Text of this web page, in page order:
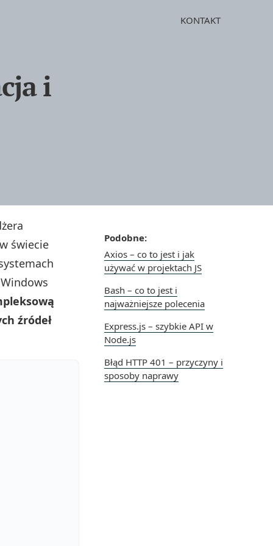
KONTAKT
i
Podobne:
Axios – co to jest i jak
używać w projektach JS
Bash – co to jest i
najważniejsze polecenia
Express.js – szybkie API w
Node.js
Błąd HTTP 401 – przyczyny i
sposoby naprawy
świecie
źródeł